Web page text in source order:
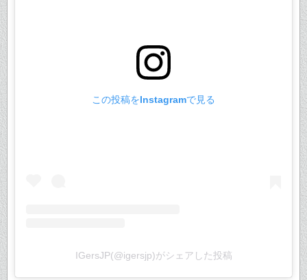
この投稿をInstagramで見る
IGersJP(@igersjp)がシェアした投稿